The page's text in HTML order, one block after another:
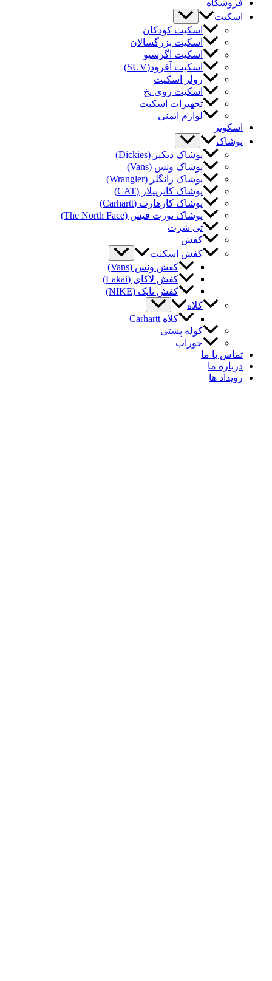
اسکیت کودکان
اسکیت بزرگسالان
اسکیت اگرسیو
اسکیت آفرود(SUV)
رولر اسکیت
اسکیت روی یخ
تجهیزات اسکیت
لوازم ایمنی
پوشاک دیکیز (Dickies)
پوشاک ونس (Vans)
پوشاک رانگلر (Wrangler)
پوشاک کاترپیلار (CAT)
پوشاک کارهارت (Carhartt)
پوشاک نورث فیس (The North Face)
تی شرت
کفش
کفش اسکیت
کفش ونس (Vans)
کفش لاکای (Lakai)
کفش نایک (NIKE)
کلاه
کلاه Carhartt
کوله پشتی
جوراب
با ما
ما
ها